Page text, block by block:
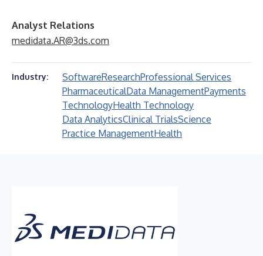
Analyst Relations
medidata.AR@3ds.com
Industry: SoftwareResearchProfessional Services
PharmaceuticalData ManagementPayments
TechnologyHealth Technology
Data AnalyticsClinical TrialsScience
Practice ManagementHealth